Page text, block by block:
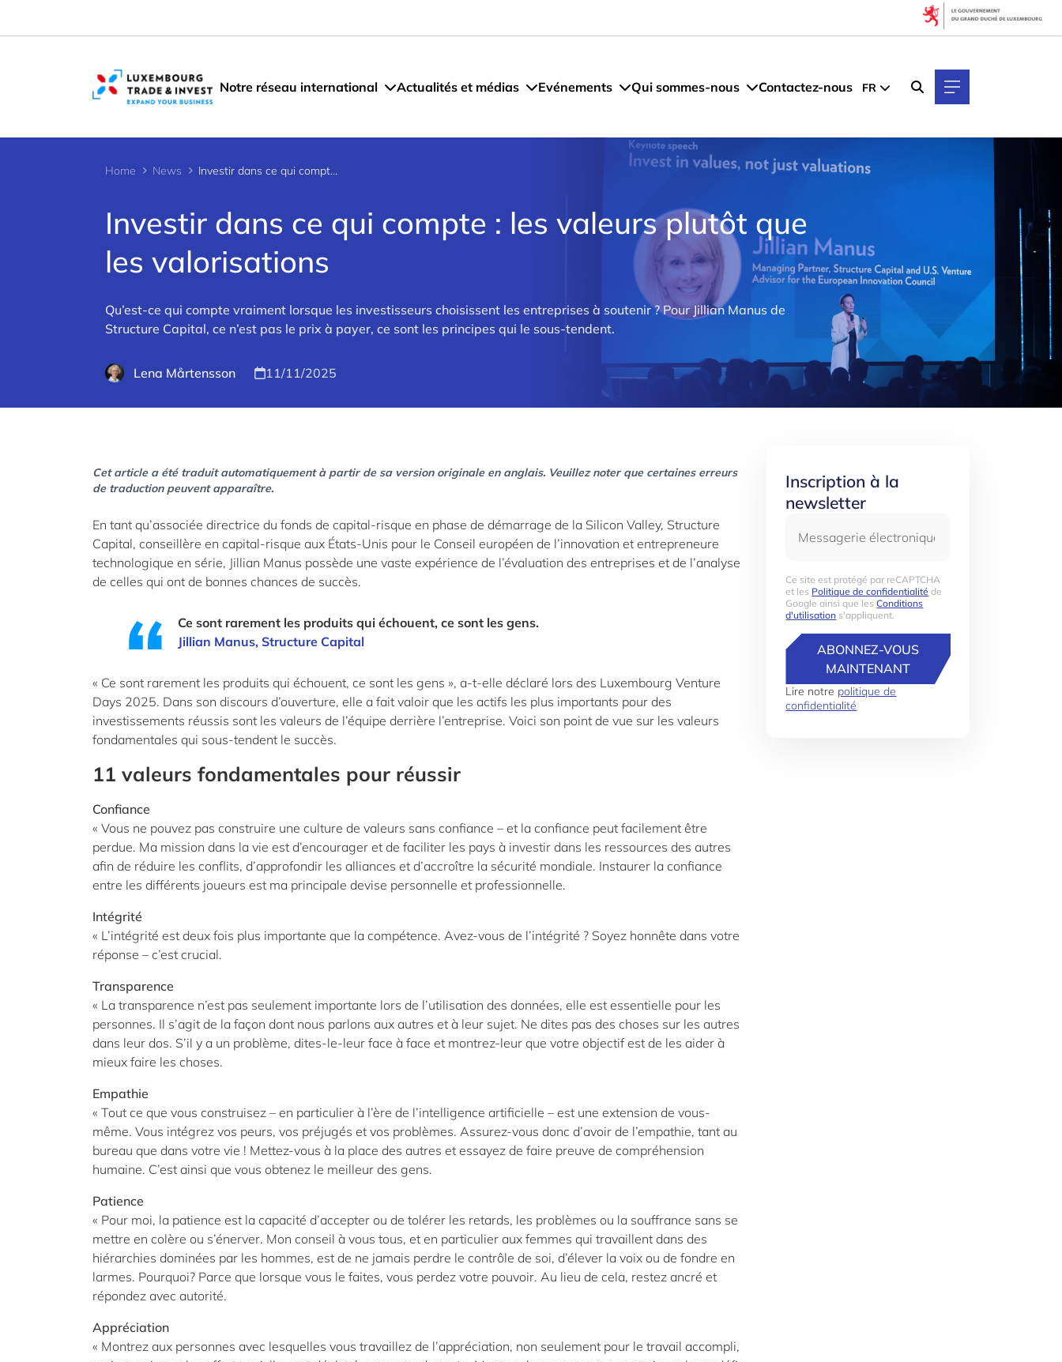
Notre réseau international Actualités et médias Evénements Qui sommes-nous Contactez-nous FR
Home News Investir dans ce qui compte : les valeurs plutôt que les valorisations
Investir dans ce qui compte : les valeurs plutôt que
les valorisations
Qu’est-ce qui compte vraiment lorsque les investisseurs choisissent les entreprises à soutenir ? Pour Jillian Manus de
Structure Capital, ce n’est pas le prix à payer, ce sont les principes qui le sous-tendent.
Lena Mårtensson 11/11/2025
Cet article a été traduit automatiquement à partir de sa version originale en anglais. Veuillez noter que certaines erreurs
de traduction peuvent apparaître.
En tant qu’associée directrice du fonds de capital-risque en phase de démarrage de la Silicon Valley, Structure
Capital, conseillère en capital-risque aux États-Unis pour le Conseil européen de l’innovation et entrepreneure
technologique en série, Jillian Manus possède une vaste expérience de l’évaluation des entreprises et de l’analyse
de celles qui ont de bonnes chances de succès.
Ce sont rarement les produits qui échouent, ce sont les gens.
Jillian Manus, Structure Capital
« Ce sont rarement les produits qui échouent, ce sont les gens », a-t-elle déclaré lors des Luxembourg Venture
Days 2025. Dans son discours d’ouverture, elle a fait valoir que les actifs les plus importants pour des
investissements réussis sont les valeurs de l’équipe derrière l’entreprise. Voici son point de vue sur les valeurs
fondamentales qui sous-tendent le succès.
11 valeurs fondamentales pour réussir
Confiance
« Vous ne pouvez pas construire une culture de valeurs sans confiance – et la confiance peut facilement être
perdue. Ma mission dans la vie est d’encourager et de faciliter les pays à investir dans les ressources des autres
afin de réduire les conflits, d’approfondir les alliances et d’accroître la sécurité mondiale. Instaurer la confiance
entre les différents joueurs est ma principale devise personnelle et professionnelle.
Intégrité
« L’intégrité est deux fois plus importante que la compétence. Avez-vous de l’intégrité ? Soyez honnête dans votre
réponse – c’est crucial.
Transparence
« La transparence n’est pas seulement importante lors de l’utilisation des données, elle est essentielle pour les
personnes. Il s’agit de la façon dont nous parlons aux autres et à leur sujet. Ne dites pas des choses sur les autres
dans leur dos. S’il y a un problème, dites-le-leur face à face et montrez-leur que votre objectif est de les aider à
mieux faire les choses.
Empathie
« Tout ce que vous construisez – en particulier à l’ère de l’intelligence artificielle – est une extension de vous-
même. Vous intégrez vos peurs, vos préjugés et vos problèmes. Assurez-vous donc d’avoir de l’empathie, tant au
bureau que dans votre vie ! Mettez-vous à la place des autres et essayez de faire preuve de compréhension
humaine. C’est ainsi que vous obtenez le meilleur des gens.
Patience
« Pour moi, la patience est la capacité d’accepter ou de tolérer les retards, les problèmes ou la souffrance sans se
mettre en colère ou s’énerver. Mon conseil à vous tous, et en particulier aux femmes qui travaillent dans des
hiérarchies dominées par les hommes, est de ne jamais perdre le contrôle de soi, d’élever la voix ou de fondre en
larmes. Pourquoi? Parce que lorsque vous le faites, vous perdez votre pouvoir. Au lieu de cela, restez ancré et
répondez avec autorité.
Appréciation
« Montrez aux personnes avec lesquelles vous travaillez de l’appréciation, non seulement pour le travail accompli,
Inscription à la
newsletter
Ce site est protégé par reCAPTCHA
et les Politique de confidentialité de
Google ainsi que lesConditions
d'utilisation s'appliquent.
ABONNEZ-VOUS
MAINTENANT
Lire notre politique de
confidentialité